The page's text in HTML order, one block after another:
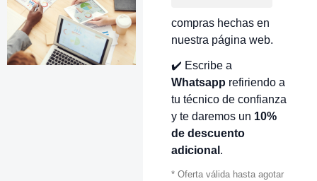
compras hechas en
nuestra página web.
✔️ Escribe a
Whatsapp refiriendo a
tu técnico de confianza
y te daremos un 10%
de descuento
adicional .
* Oferta válida hasta agotar